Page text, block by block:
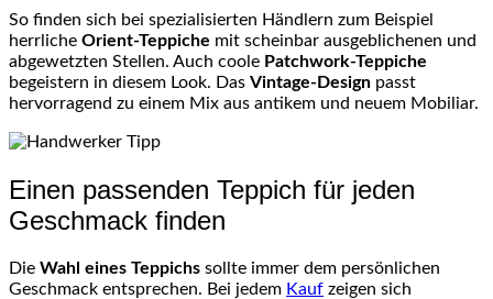
So finden sich bei spezialisierten Händlern zum Beispiel
herrliche Orient-Teppiche mit scheinbar ausgeblichenen und
abgewetzten Stellen. Auch coole Patchwork-Teppiche
begeistern in diesem Look. Das Vintage-Design passt
hervorragend zu einem Mix aus antikem und neuem Mobiliar.
Einen passenden Teppich für jeden
Geschmack finden
Die Wahl eines Teppichs sollte immer dem persönlichen
Geschmack entsprechen. Bei jedem Kauf zeigen sich